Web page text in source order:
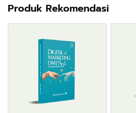
Produk Rekomendasi